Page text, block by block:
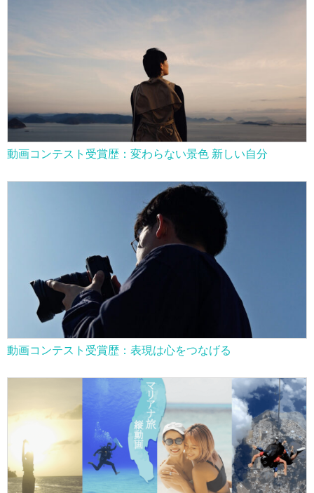
動画コンテスト受賞歴：変わらない景色 新しい自分
動画コンテスト受賞歴：表現は心をつなげる